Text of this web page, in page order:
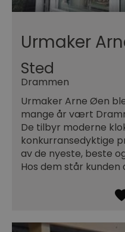
Urmaker
Sted
Drammen
Urmaker Arne Øen
mange år vært
De tilbyr moderne
konkurransedyktige
av de nyeste, beste
Hos dem står kunden